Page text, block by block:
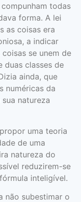
todas
forma. A lei
as coisas era
a indicar
se unem de
duas classes de
ainda, que
numéricas da
natureza
uma teoria
de uma
natureza do
reduzi­rem-se
inteligível.
não subestimar o